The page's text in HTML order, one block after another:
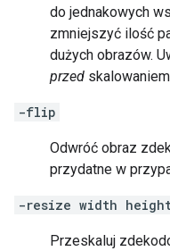
do jednakowych
zmniejszyć ilość
dużych obrazów.
przed
-flip
Odwróć obraz
przydatne w
-resize width
Przeskaluj